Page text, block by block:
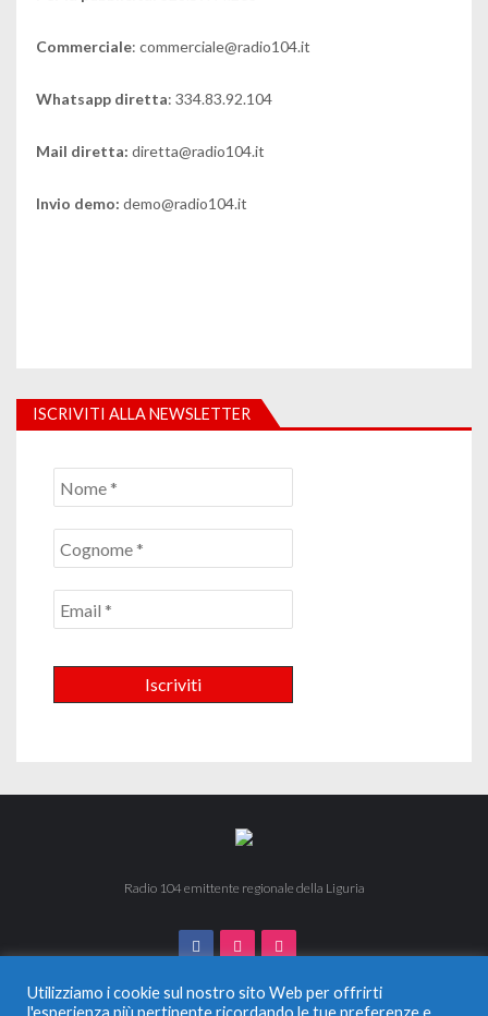
Commerciale: commerciale@radio104.it
Whatsapp diretta: 334.83.92.104
Mail diretta: diretta@radio104.it
Invio demo: demo@radio104.it
ISCRIVITI ALLA NEWSLETTER
Radio 104 emittente regionale della Liguria
Utilizziamo i cookie sul nostro sito Web per offrirti
l'esperienza più pertinente ricordando le tue preferenze e